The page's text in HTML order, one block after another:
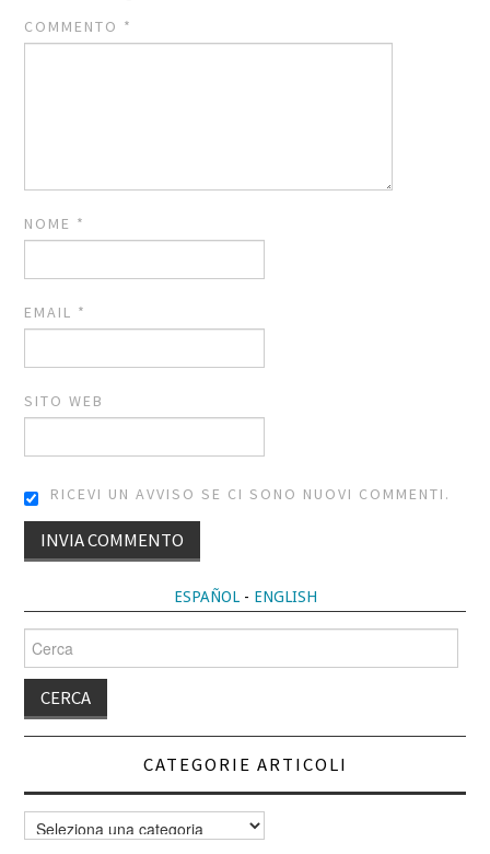
COMMENTO *
NOME *
EMAIL *
SITO WEB
RICEVI UN AVVISO SE CI SONO NUOVI COMMENTI.
ESPAÑOL- ENGLISH
Cerca
per:
CATEGORIE ARTICOLI
Categorie
articoli